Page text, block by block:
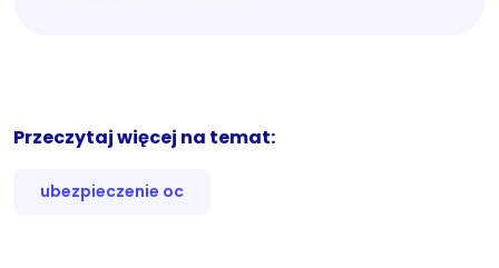
Przeczytaj więcej na temat:
ubezpieczenie oc